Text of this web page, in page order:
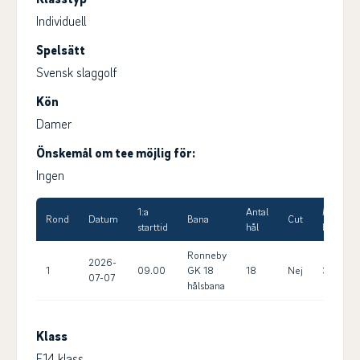
Individuell
Spelsätt
Svensk slaggolf
Kön
Damer
Önskemål om tee möjlig för:
Ingen
Rond Datum
1:a
starttid
Bana
Antal
hål
Cut
Max
HCP
1
2026-
07-07
09.00
Ronneby
GK 18
hålsbana
18 Nej 36.0
Klass